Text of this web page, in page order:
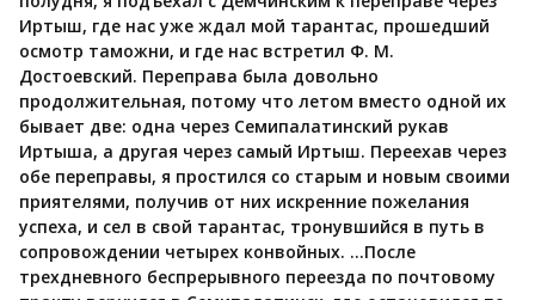
Иртыш, где нас уже ждал мой тарантас, прошедший
осмотр таможни, и где нас встретил Ф. М.
Достоевский. Переправа была довольно
продолжительная, потому что летом вместо одной их
бывает две: одна через Семипалатинский рукав
Иртыша, а другая через самый Иртыш. Переехав через
обе переправы, я простился со старым и новым своими
приятелями, получив от них искренние пожелания
успеха, и сел в свой тарантас, тронувшийся в путь в
сопровождении четырех конвойных. …После
трехдневного беспрерывного переезда по почтовому